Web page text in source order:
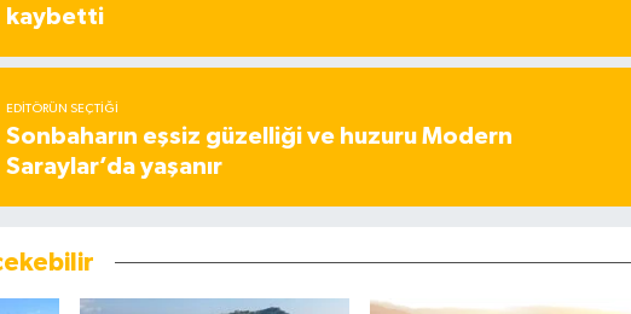
kaybetti
EDITÖRÜN SEÇTIĞI
Sonbaharın eşsiz güzelliği ve huzuru Modern
Saraylar’da yaşanır